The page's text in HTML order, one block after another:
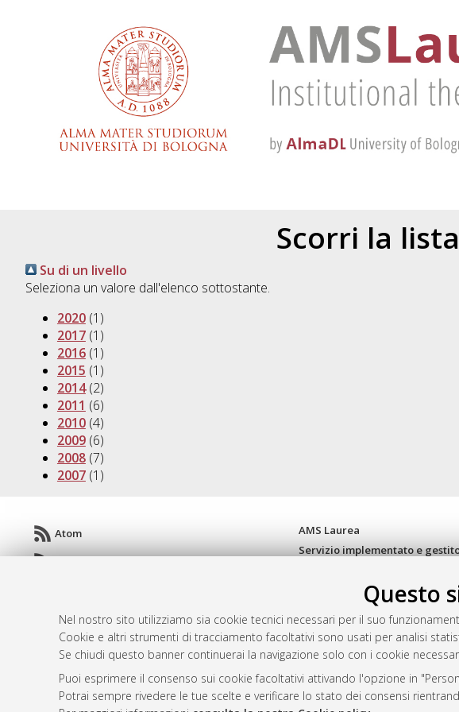
Questo
Nel nostro sito utilizziamo sia cookie tecnici necessari per il suo
Cookie e altri strumenti di tracciamento facoltativi sono usati per analisi
Se chiudi questo banner continuerai la navigazione solo con i cookie
Puoi esprimere il consenso sui cookie facoltativi attivando l'opzione in
Potrai sempre rivedere le tue scelte e verificare lo stato dei consensi
Scorri la
Su di un livello
Seleziona un valore dall'elenco sottostante.
2020(1)
2017(1)
2016(1)
2015 (1)
2014(2)
2011 (6)
2010(4)
2009(6)
2008(7)
2007(1)
Atom
Rss 1.0
AMS Laurea
Servizio implementato e
Informativa sulla privacy
Condizioni d’uso del sito
© ALMA MATER STUDIORUM - Università di Bologna, 2007-